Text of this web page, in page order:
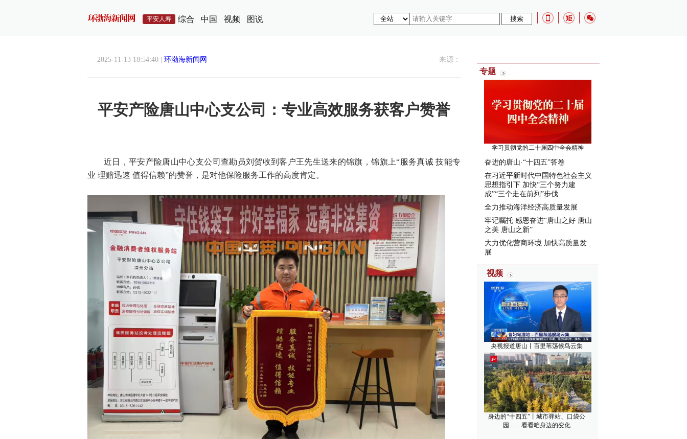
平安人寿 综合 中国 视频 图说
2025-11-13 18:54:40 | 环渤海新闻网 来源：
平安产险唐山中心支公司：专业高效服务获客户赞誉
近日，平安产险唐山中心支公司查勘员刘贺收到客户王先生送来的锦旗，锦旗上“服务真诚 技能专
业 理赔迅速 值得信赖”的赞誉，是对他保险服务工作的高度肯定。
专题
学习贯彻党的二十届四中全会精神
奋进的唐山·“十四五”答卷
在习近平新时代中国特色社会主义
思想指引下 加快“三个努力建
成”“三个走在前列”步伐
全力推动海洋经济高质量发展
牢记嘱托 感恩奋进“唐山之好 唐山
之美 唐山之新”
大力优化营商环境 加快高质量发
展
视频
央视报道唐山丨百里苇荡候鸟云集
身边的“十四五”丨城市驿站、口袋公
园……看看咱身边的变化